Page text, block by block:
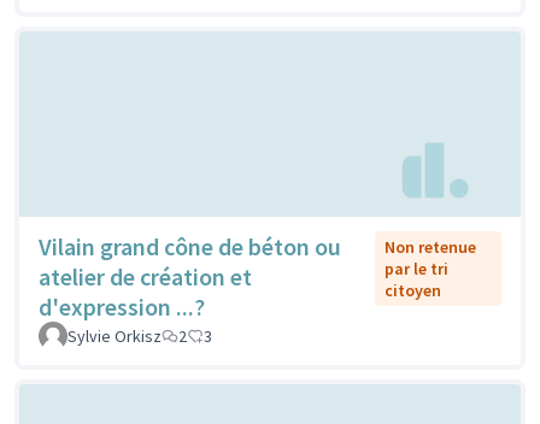
Vilain grand cône de béton ou
atelier de création et
d'expression ...?
Non retenue
par le tri
citoyen
Sylvie Orkisz 2 3